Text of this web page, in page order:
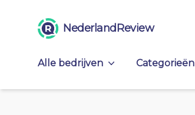
NederlandReview
Alle bedrijven Categorieën